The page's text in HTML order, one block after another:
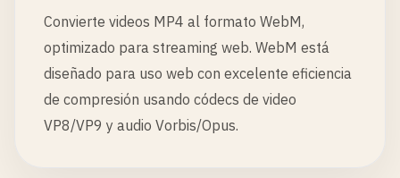
Convierte videos MP4 al formato WebM,
optimizado para streaming web. WebM está
diseñado para uso web con excelente eficiencia
de compresión usando códecs de video
VP8/VP9 y audio Vorbis/Opus.